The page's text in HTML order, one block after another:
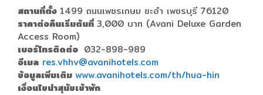
สถานที่ตั้ง 1499 ถนนเพชรเกษม ชะอำ เพชรบุรี 76120
ราคาต่อคืนเริ่มต้นที่ 3,000 บาท (Avani Deluxe Garden
Access Room)
เบอร์โทรติดต่อ 032-898-989
อีเมล res.vhhv@avanihotels.com
ข้อมูลเพิ่มเติม www.avanihotels.com/th/hua-hin
เงื่อนไขนำสุนัขเข้าพัก